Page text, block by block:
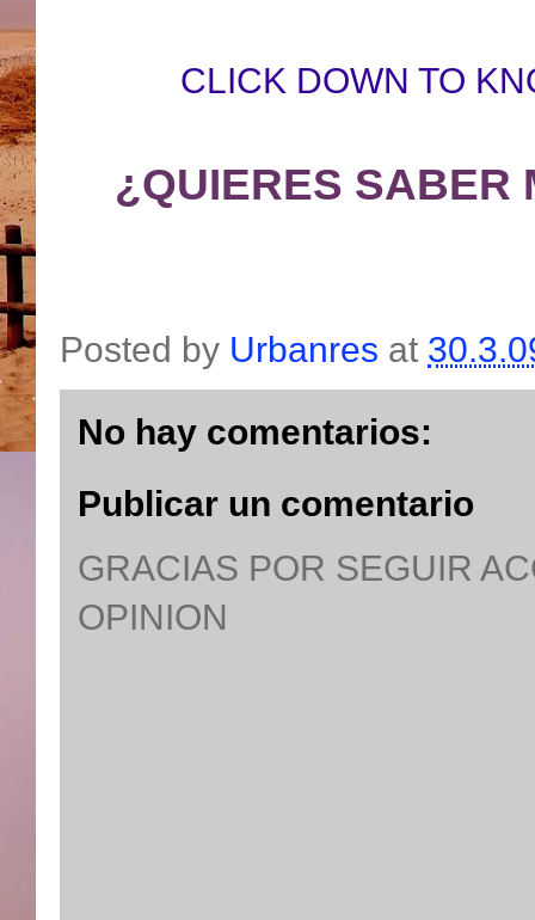
CLICK DOWN TO
¿QUIERES SABER
Posted by Urbanres at
No hay comentarios:
Publicar un comentario
GRACIAS POR SEGUIR
OPINION